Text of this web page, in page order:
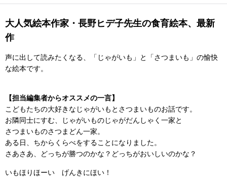
大人気絵本作家・長野ヒデ子先生の食育絵本、最新
作
声に出して読みたくなる、「じゃがいも」と「さつまいも」の愉快
な絵本です。
【担当編集者からオススメの一言】
こどもたちの大好きなじゃがいもとさつまいものお話です。
お隣同士にすむ、じゃがいものじゃがだんしゃく一家と
さつまいものさつまどん一家。
ある日、ちからくらべをすることになりました。
さあさあ、どっちが勝つのかな？どっちがおいしいのかな？
いもほりほーい げんきにほい！